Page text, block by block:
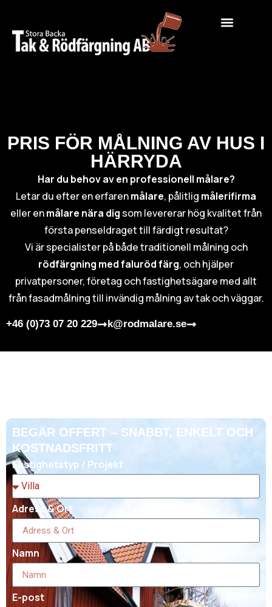
PRIS FÖR MÅLNING AV HUS I
HÄRRYDA
Har du behov av en professionell målare?
Letar du efter en erfarenmålare, pålitlig målerifirma
eller enmålare nära digsom levererar hög kvalitet från
första penseldraget till färdigt resultat?
Vi är specialister på både traditionell målning och
rödfärgning med faluröd färg, och hjälper
privatpersoner, företag och fastighetsägare med allt
från fasadmålning till invändig målning av tak och väggar.
+46 (0)73 07 20 229 k@rodmalare.se
BEGÄR OFFERT – SNABBT, ENKELT OCH
KOSTNADSFRITT
Fastighetstyp / Projekt
Adress & Ort
Namn
E-post